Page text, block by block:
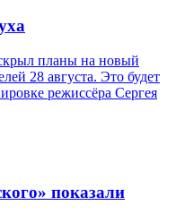
планы на новый
28 августа. Это будет
режиссёра Сергея
показали